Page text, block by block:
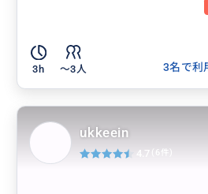
3h 〜3人
3名で利
ukkeein
4.7 (6件)